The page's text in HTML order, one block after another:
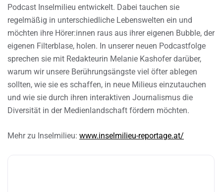
Podcast Inselmilieu entwickelt. Dabei tauchen sie
regelmäßig in unterschiedliche Lebenswelten ein und
möchten ihre Hörer:innen raus aus ihrer eigenen Bubble, der
eigenen Filterblase, holen. In unserer neuen Podcastfolge
sprechen sie mit Redakteurin Melanie Kashofer darüber,
warum wir unsere Berührungsängste viel öfter ablegen
sollten, wie sie es schaffen, in neue Milieus einzutauchen
und wie sie durch ihren interaktiven Journalismus die
Diversität in der Medienlandschaft fördern möchten.
Mehr zu Inselmilieu: www.inselmilieu-reportage.at/